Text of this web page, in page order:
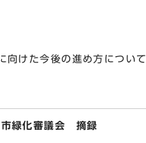
けた今後の進め方について
緑化審議会 摘録